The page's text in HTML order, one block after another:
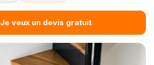
Je veux un devis gratuit